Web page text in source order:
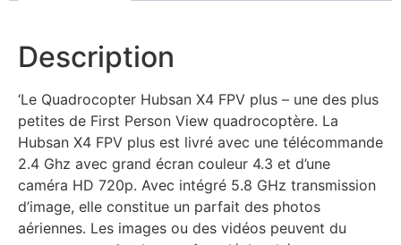
Description
‘Le Quadrocopter Hubsan X4 FPV plus – une des plus
petites de First Person View quadrocoptère. La
Hubsan X4 FPV plus est livré avec une télécommande
2.4 Ghz avec grand écran couleur 4.3 et d’une
caméra HD 720p. Avec intégré 5.8 GHz transmission
d’image, elle constitue un parfait des photos
aériennes. Les images ou des vidéos peuvent du